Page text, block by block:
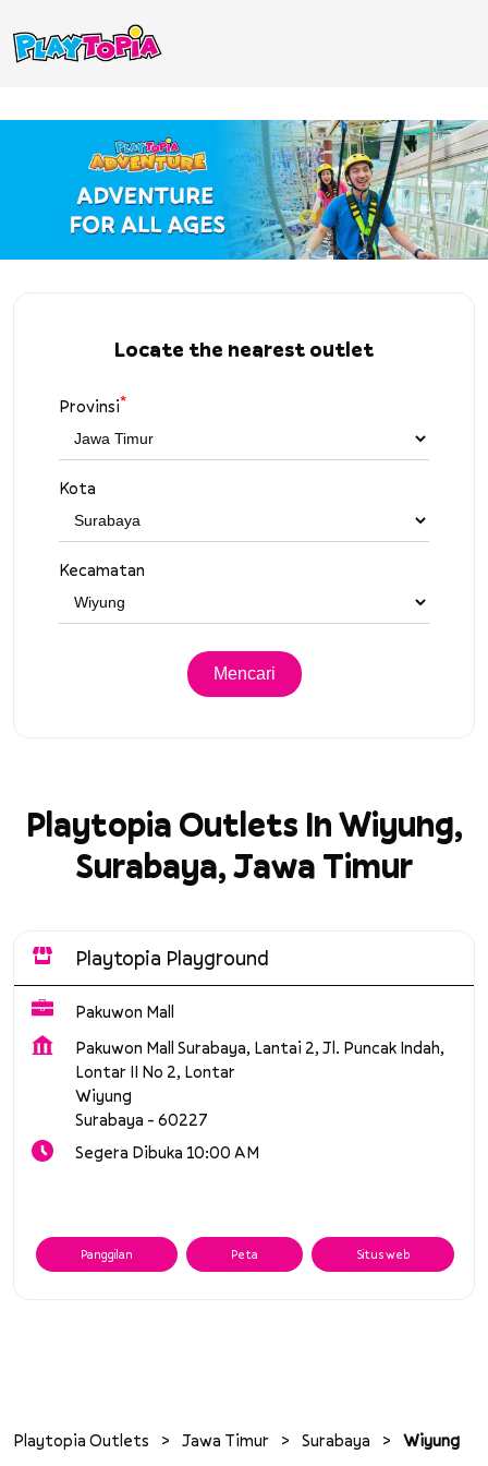
Locate the nearest outlet
Provinsi*
Kota
Kecamatan
Playtopia Outlets In Wiyung,
Surabaya, Jawa Timur
Playtopia Playground
Pakuwon Mall
Pakuwon Mall Surabaya, Lantai 2, Jl. Puncak Indah,
Lontar II No 2, Lontar
Wiyung
Surabaya - 60227
Segera Dibuka 10:00 AM
Panggilan Peta Situs web
Playtopia Outlets Jawa Timur Surabaya
Wiyung